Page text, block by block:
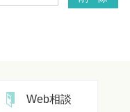
Web相談